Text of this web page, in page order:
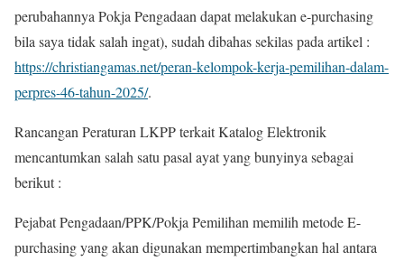
perubahannya Pokja Pengadaan dapat melakukan e-purchasing
bila saya tidak salah ingat), sudah dibahas sekilas pada artikel :
https://christiangamas.net/peran-kelompok-kerja-pemilihan-dalam-
perpres-46-tahun-2025/.
Rancangan Peraturan LKPP terkait Katalog Elektronik
mencantumkan salah satu pasal ayat yang bunyinya sebagai
berikut :
Pejabat Pengadaan/PPK/Pokja Pemilihan memilih metode E-
purchasing yang akan digunakan mempertimbangkan hal antara